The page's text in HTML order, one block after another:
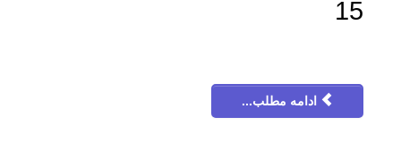
15
ادامه مطلب...